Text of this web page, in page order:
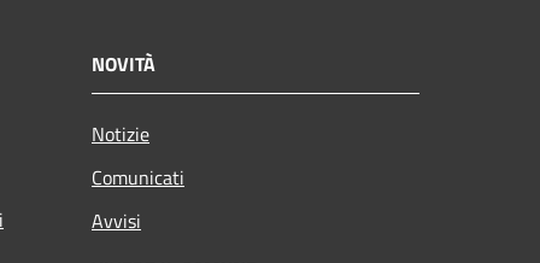
NOVITÀ
Notizie
Comunicati
Avvisi